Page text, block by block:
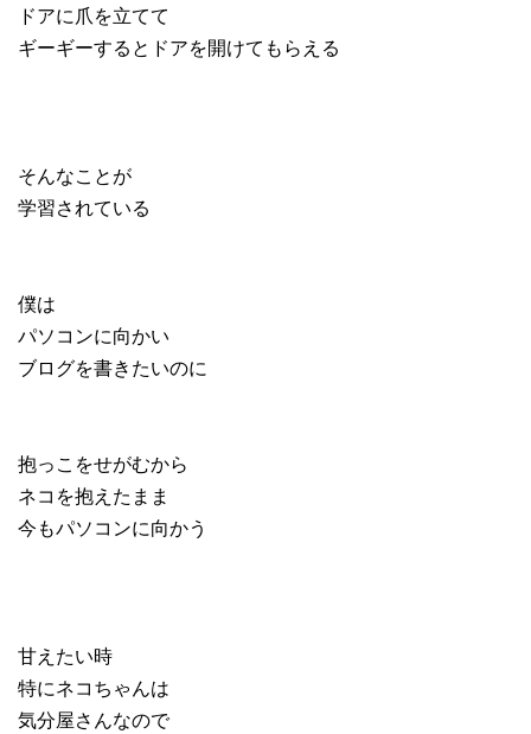
ドアに爪を立てて
ギーギーするとドアを開けてもらえる
そんなことが
学習されている
僕は
パソコンに向かい
ブログを書きたいのに
抱っこをせがむから
ネコを抱えたまま
今もパソコンに向かう
甘えたい時
特にネコちゃんは
気分屋さんなので